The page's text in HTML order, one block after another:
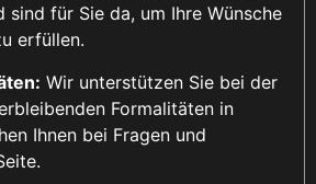
sind für Sie da, um Ihre Wünsche
erfüllen.
Wir unterstützen Sie bei der
Formalitäten in
Ihnen bei Fragen und